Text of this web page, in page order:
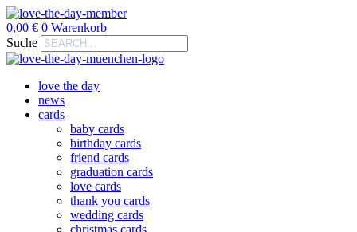
0,00 € 0 Warenkorb
Suche
love the day
news
cards
baby cards
birthday cards
friend cards
graduation cards
love cards
thank you cards
wedding cards
christmas cards